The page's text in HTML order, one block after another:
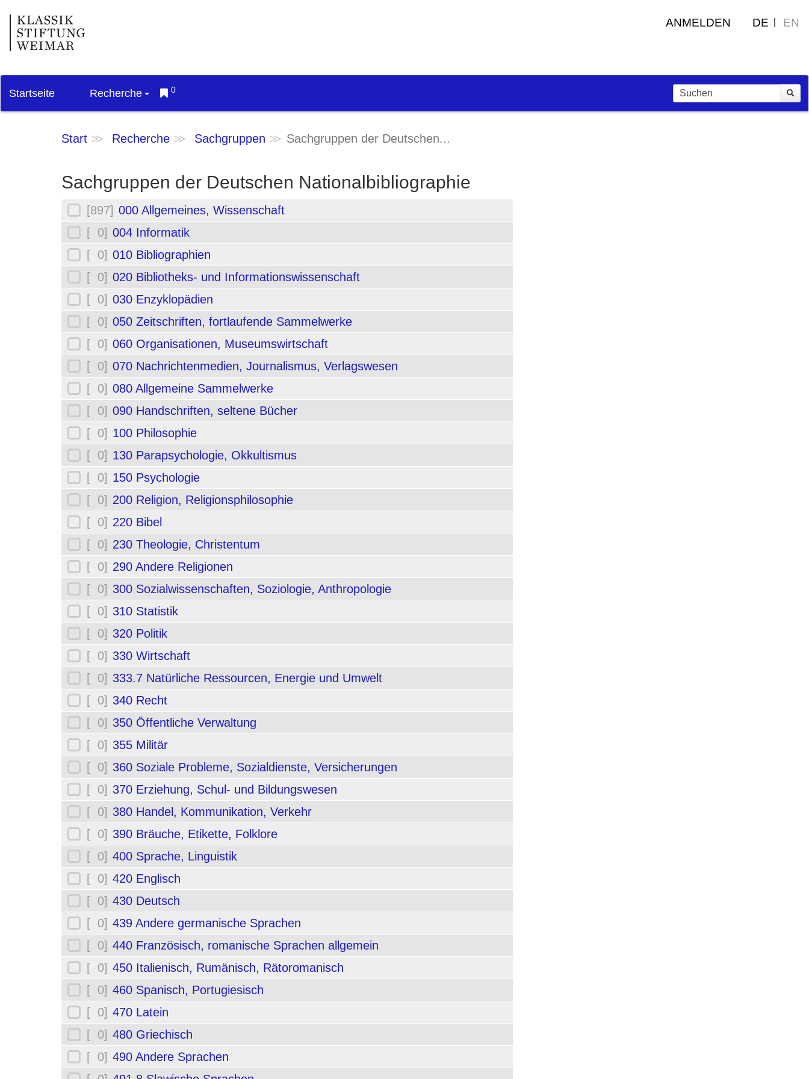
ANMELDEN DE EN
Startseite Recherche 0
Start Recherche Sachgruppen Sachgruppen der Deutschen...
Sachgruppen der Deutschen Nationalbibliographie
[897] 000 Allgemeines, Wissenschaft
[ 0] 004 Informatik
[ 0] 010 Bibliographien
[ 0] 020 Bibliotheks- und Informationswissenschaft
[ 0] 030 Enzyklopädien
[ 0] 050 Zeitschriften, fortlaufende Sammelwerke
[ 0] 060 Organisationen, Museumswirtschaft
[ 0] 070 Nachrichtenmedien, Journalismus, Verlagswesen
[ 0] 080 Allgemeine Sammelwerke
[ 0] 090 Handschriften, seltene Bücher
[ 0] 100 Philosophie
[ 0] 130 Parapsychologie, Okkultismus
[ 0] 150 Psychologie
[ 0] 200 Religion, Religionsphilosophie
[ 0] 220 Bibel
[ 0] 230 Theologie, Christentum
[ 0] 290 Andere Religionen
[ 0] 300 Sozialwissenschaften, Soziologie, Anthropologie
[ 0] 310 Statistik
[ 0] 320 Politik
[ 0] 330 Wirtschaft
[ 0] 333.7 Natürliche Ressourcen, Energie und Umwelt
[ 0] 340 Recht
[ 0] 350 Öffentliche Verwaltung
[ 0] 355 Militär
[ 0] 360 Soziale Probleme, Sozialdienste, Versicherungen
[ 0] 370 Erziehung, Schul- und Bildungswesen
[ 0] 380 Handel, Kommunikation, Verkehr
[ 0] 390 Bräuche, Etikette, Folklore
[ 0] 400 Sprache, Linguistik
[ 0] 420 Englisch
[ 0] 430 Deutsch
[ 0] 439 Andere germanische Sprachen
[ 0] 440 Französisch, romanische Sprachen allgemein
[ 0] 450 Italienisch, Rumänisch, Rätoromanisch
[ 0] 460 Spanisch, Portugiesisch
[ 0] 470 Latein
[ 0] 480 Griechisch
[ 0] 490 Andere Sprachen